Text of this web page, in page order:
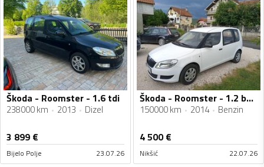
Škoda - Roomster - 1.6 tdi
238000 km 2013 Dizel
3 899 €
Bijelo Polje 23.07.26
Škoda - Roomster - 1.2 benzin
150000 km 2014 Benzin
4 500€
Nikšić 22.07.26